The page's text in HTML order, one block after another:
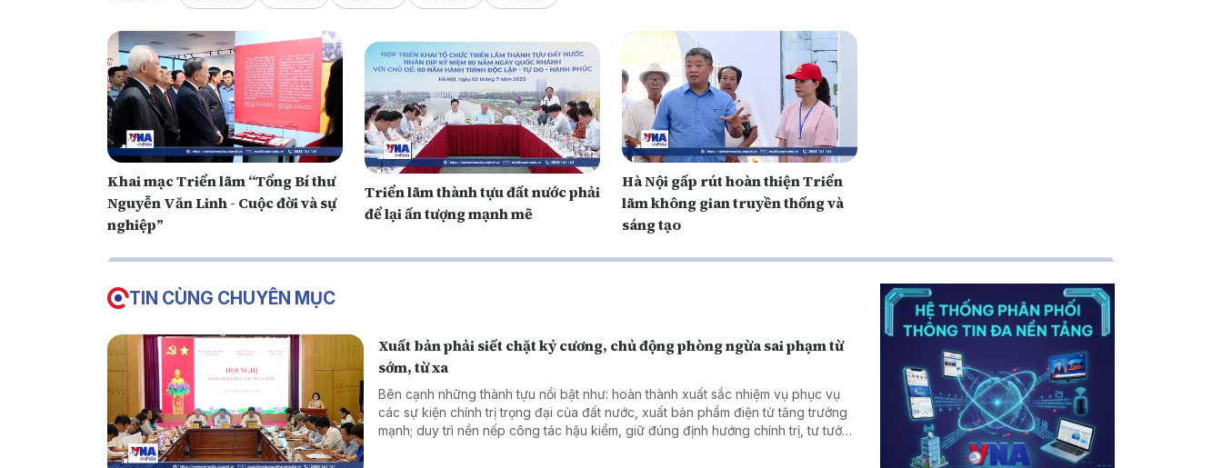
Khai mạc Triển lãm “Tổng Bí thư
Nguyễn Văn Linh - Cuộc đời và sự
nghiệp”
Triển lãm thành tựu đất nước phải
để lại ấn tượng mạnh mẽ
Hà Nội gấp rút hoàn thiện Triển
lãm không gian truyền thống và
sáng tạo
TIN CÙNG CHUYÊN MỤC
Xuất bản phải siết chặt kỷ cương, chủ động phòng ngừa sai phạm từ
sớm, từ xa
Bên cạnh những thành tựu nổi bật như: hoàn thành xuất sắc nhiệm vụ phục vụ
các sự kiện chính trị trọng đại của đất nước, xuất bản phẩm điện tử tăng trưởng
mạnh; duy trì nền nếp công tác hậu kiểm, giữ đúng định hướng chính trị, tư tưởng